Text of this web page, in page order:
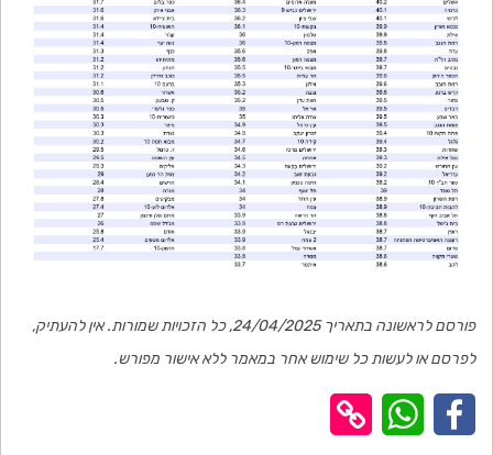
פורסם לראשונה בתאריך 24/04/2025, כל הזכויות שמורות. אין להעתיק,
לפרסם או לעשות כל שימוש אחר במאמר ללא אישור מפורש.